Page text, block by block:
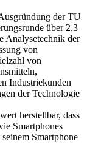
der TU
über 2,3
Analysetechnik der
von
von
Industriekunden
der Technologie
herstellbar, dass
Smartphones
Smartphone